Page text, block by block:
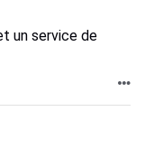
un service de